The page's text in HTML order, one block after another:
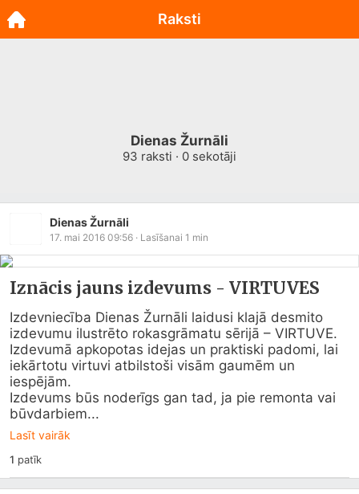
Dienas Žurnāli
93 raksti · 0 sekotāji
Dienas Žurnāli
17. mai 2016 09:56 · Lasīšanai 1 min
Iznācis jauns izdevums - VIRTUVES
Izdevniecība Dienas Žurnāli laidusi klajā desmito
izdevumu ilustrēto rokasgrāmatu sērijā – VIRTUVE.
Izdevumā apkopotas idejas un praktiski padomi, lai
iekārtotu virtuvi atbilstoši visām gaumēm un
iespējām.
Izdevums būs noderīgs gan tad, ja pie remonta vai
būvdarbiem...
Lasīt vairāk
1 patīk
Raksti